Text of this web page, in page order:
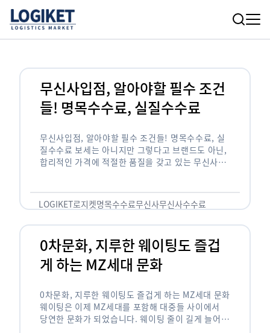
무신사입점, 알아야할 필수 조건
들! 명목수수료, 실질수수료
무신사입점, 알아야할 필수 조건들! 명목수수료, 실
질수수료 보세는 아니지만 그렇다고 브랜드도 아닌,
합리적인 가격에 적절한 품질을 갖고 있는 무신사!
LOGIKET로지켓명목수수료무신사무신사수수료
0차문화, 지루한 웨이팅도 즐겁
게 하는 MZ세대 문화
0차문화, 지루한 웨이팅도 즐겁게 하는 MZ세대 문화
웨이팅은 이제 MZ세대를 포함해 대중들 사이에서
당연한 문화가 되었습니다. 웨이팅 줄이 길게 늘어서